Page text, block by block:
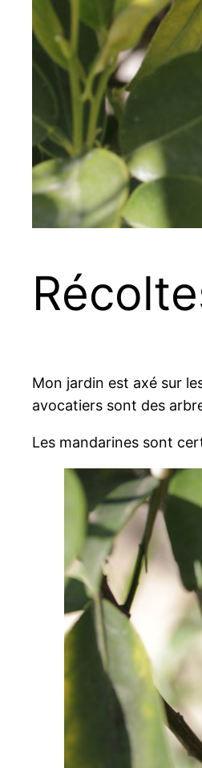
Mon jardin est axé sur
avocatiers sont des
Les mandarines sont